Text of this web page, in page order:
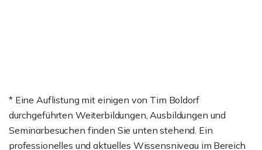
* Eine Auflistung mit einigen von Tim Boldorf
durchgeführten Weiterbildungen, Ausbildungen und
Seminarbesuchen finden Sie unten stehend. Ein
professionelles und aktuelles Wissensniveau im Bereich